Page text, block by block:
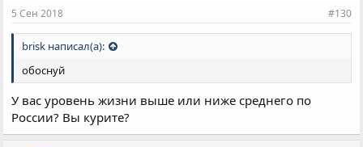
5 Сен 2018 #130
brisk написал(а):
обоснуй
У вас уровень жизни выше или ниже среднего по
России? Вы курите?